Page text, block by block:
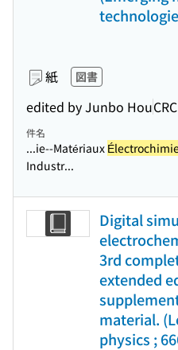
紙 図書
edited by Junbo Hou
件名
...ie--Matériaux
Industr...
Digital
3rd
extended
material.
physics ;